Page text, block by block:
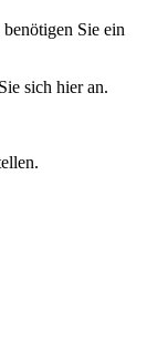
Sie ein
sich hier an.